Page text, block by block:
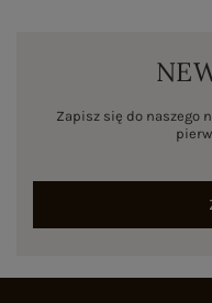
Zapisz się do naszego